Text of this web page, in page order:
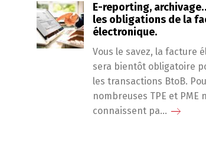
E-reporting,
les obligations de la
électronique.
Vous le savez, la facture
sera bientôt obligatoire
les transactions BtoB.
nombreuses TPE et PME
connaissent pa...